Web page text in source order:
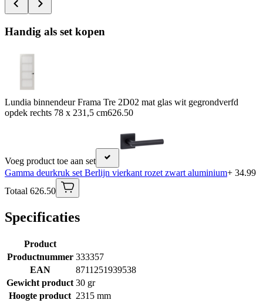
Handig als set kopen
Lundia binnendeur Frama Tre 2D02 mat glas wit gegrondverfd
opdek rechts 78 x 231,5 cm626.50
Voeg product toe aan set
Gamma deurkruk set Berlijn vierkant rozet zwart aluminium+ 34.99
Totaal 626.50
Specificaties
Product
Productnummer 333357
EAN
8711251939538
Gewicht product 30 gr
Hoogte product 2315 mm